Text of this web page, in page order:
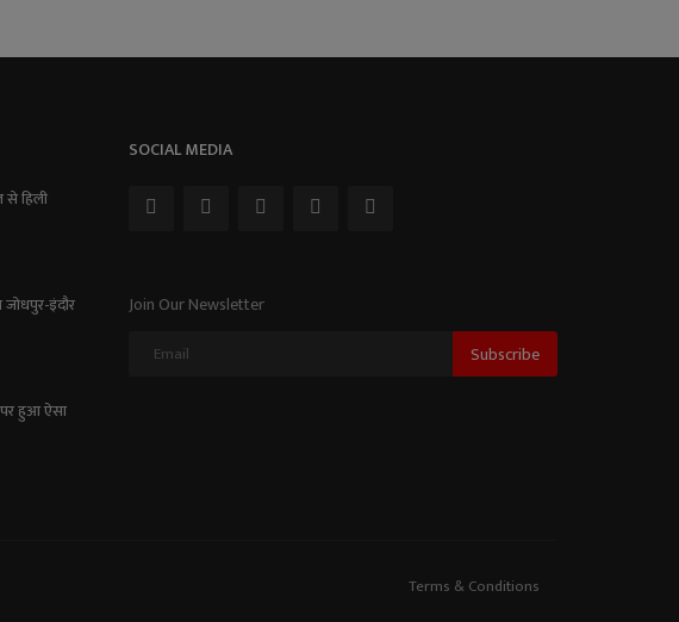
से हिली
इंदौर
पर हुआ ऐसा
SOCIAL MEDIA
Join Our Newsletter
Subscribe
Terms & Conditions